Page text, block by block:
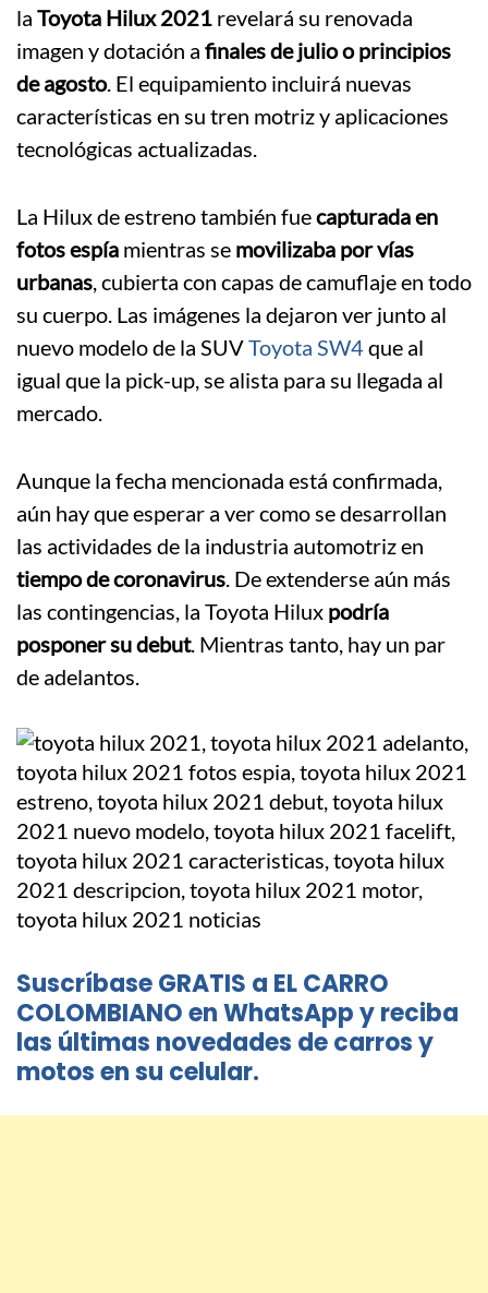
la Toyota Hilux 2021 revelará su renovada
imagen y dotación a finales de julio o principios
de agosto. El equipamiento incluirá nuevas
características en su tren motriz y aplicaciones
tecnológicas actualizadas.
La Hilux de estreno también fuecapturada en
fotos espía mientras se movilizaba por vías
urbanas, cubierta con capas de camuflaje en todo
su cuerpo. Las imágenes la dejaron ver junto al
nuevo modelo de la SUVToyota SW4que al
igual que la pick-up, se alista para su llegada al
mercado.
Aunque la fecha mencionada está confirmada,
aún hay que esperar a ver como se desarrollan
las actividades de la industria automotriz en
tiempo de coronavirus. De extenderse aún más
las contingencias, la Toyota Hilux podría
posponer su debut. Mientras tanto, hay un par
de adelantos.
Suscríbase GRATIS a EL CARRO
COLOMBIANO en WhatsApp y reciba
las últimas novedades de carros y
motos en su celular.